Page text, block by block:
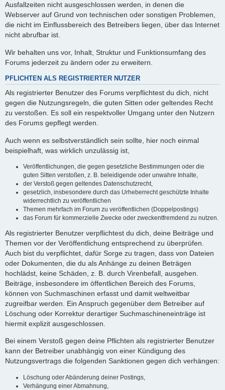
Ausfallzeiten nicht ausgeschlossen werden, in denen die
Webserver auf Grund von technischen oder sonstigen Problemen,
die nicht im Einflussbereich des Betreibers liegen, über das Internet
nicht abrufbar ist.
Wir behalten uns vor, Inhalt, Struktur und Funktionsumfang des
Forums jederzeit zu ändern oder zu erweitern.
PFLICHTEN ALS REGISTRIERTER NUTZER
Als registrierter Benutzer des Forums verpflichtest du dich, nicht
gegen die Nutzungsregeln, die guten Sitten oder geltendes Recht
zu verstoßen. Es soll ein respektvoller Umgang unter den Nutzern
des Forums gepflegt werden.
Auch wenn es selbstverständlich sein sollte, hier noch einmal
beispielhaft, was wirklich unzulässig ist,
Veröffentlichungen, die gegen gesetzliche Bestimmungen oder die
guten Sitten verstoßen, z. B. beleidigende oder unwahre Inhalte,
der Verstoß gegen geltendes Datenschutzrecht,
gesetzlich, insbesondere durch das Urheberrecht geschützte Inhalte
widerrechtlich zu veröffentlichen
Themen mehrfach im Forum zu veröffentlichen (Doppelpostings)
das Forum für kommerzielle Zwecke oder zweckentfremdend zu nutzen.
Als registrierter Benutzer verpflichtest du dich, deine Beiträge und
Themen vor der Veröffentlichung entsprechend zu überprüfen.
Auch bist du verpflichtet, dafür Sorge zu tragen, dass von Dateien
oder Dokumenten, die du als Anhänge zu deinen Beträgen
hochlädst, keine Schäden, z. B. durch Virenbefall, ausgehen.
Beiträge, insbesondere im öffentlichen Bereich des Forums,
können von Suchmaschinen erfasst und damit weltweitbar
zugreifbar werden. Ein Anspruch gegenüber dem Betreiber auf
Löschung oder Korrektur derartiger Suchmaschineneinträge ist
hiermit explizit ausgeschlossen.
Bei einem Verstoß gegen deine Pflichten als registrierter Benutzer
kann der Betreiber unabhängig von einer Kündigung des
Nutzungsvertrags die folgenden Sanktionen gegen dich verhängen:
Löschung oder Abänderung deiner Postings,
Verhängung einer Abmahnung,